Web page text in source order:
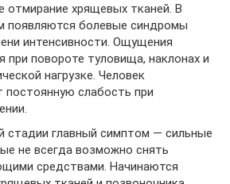
отмирание хрящевых тканей. В
появляются болевые синдромы
интенсивности. Ощущения
при повороте туловища, наклонах и
нагрузке. Человек
постоянную слабость при
стадии главный симптом — сильные
не всегда возможно снять
средствами. Начинаются